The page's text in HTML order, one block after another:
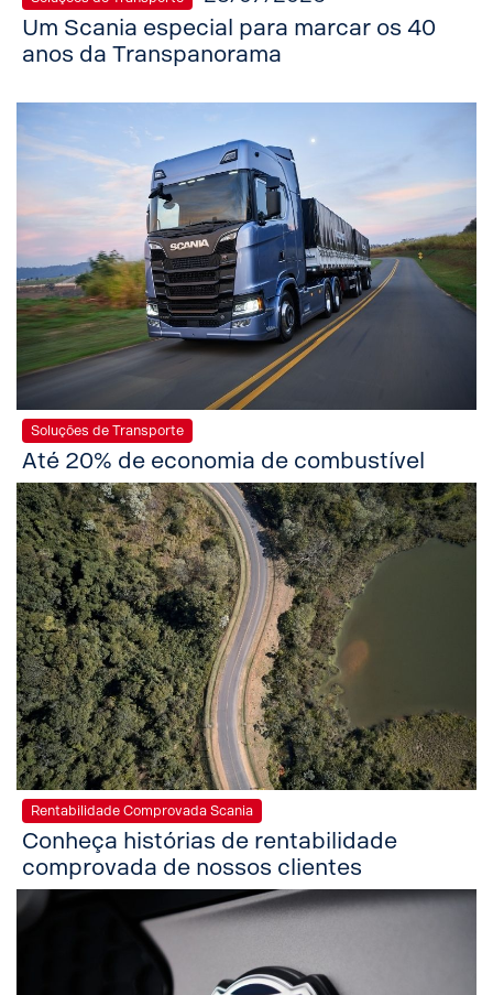
Um Scania especial para marcar os 40
anos da Transpanorama
Soluções de Transporte
Até 20% de economia de combustível
Rentabilidade Comprovada Scania
Conheça histórias de rentabilidade
comprovada de nossos clientes